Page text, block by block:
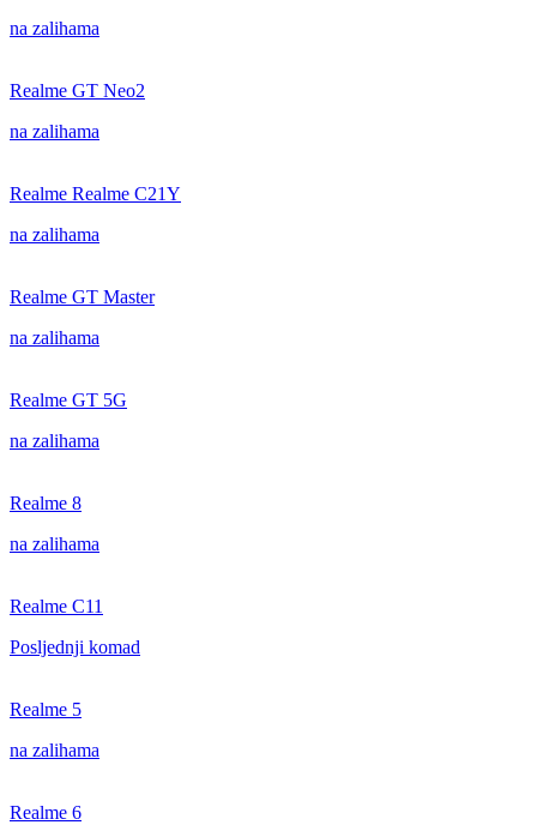
na zalihama
Realme GT Neo2
na zalihama
Realme Realme C21Y
na zalihama
Realme GT Master
na zalihama
Realme GT 5G
na zalihama
Realme 8
na zalihama
Realme C11
Posljednji komad
Realme 5
na zalihama
Realme 6